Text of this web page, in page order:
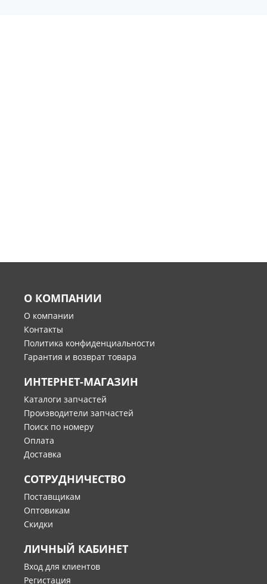
О КОМПАНИИ
О компании
Контакты
Политика конфиденциальности
Гарантия и возврат товара
ИНТЕРНЕТ-МАГАЗИН
Каталоги запчастей
Производители запчастей
Поиск по номеру
Оплата
Доставка
СОТРУДНИЧЕСТВО
Поставщикам
Оптовикам
Скидки
ЛИЧНЫЙ КАБИНЕТ
Вход для клиентов
Регистация